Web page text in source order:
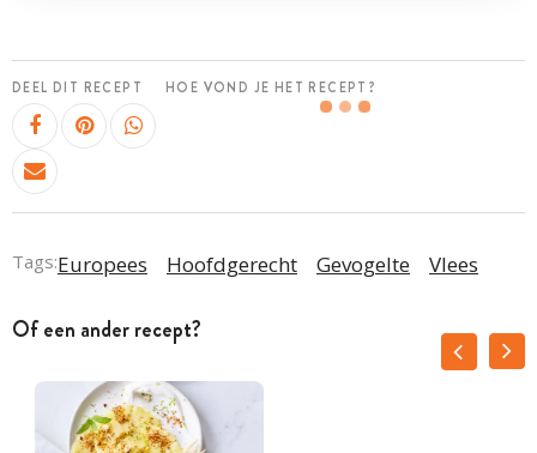
DEEL DIT RECEPT HOE VOND JE HET RECEPT?
Tags:Europees Hoofdgerecht Gevogelte Vlees
Of een ander recept?